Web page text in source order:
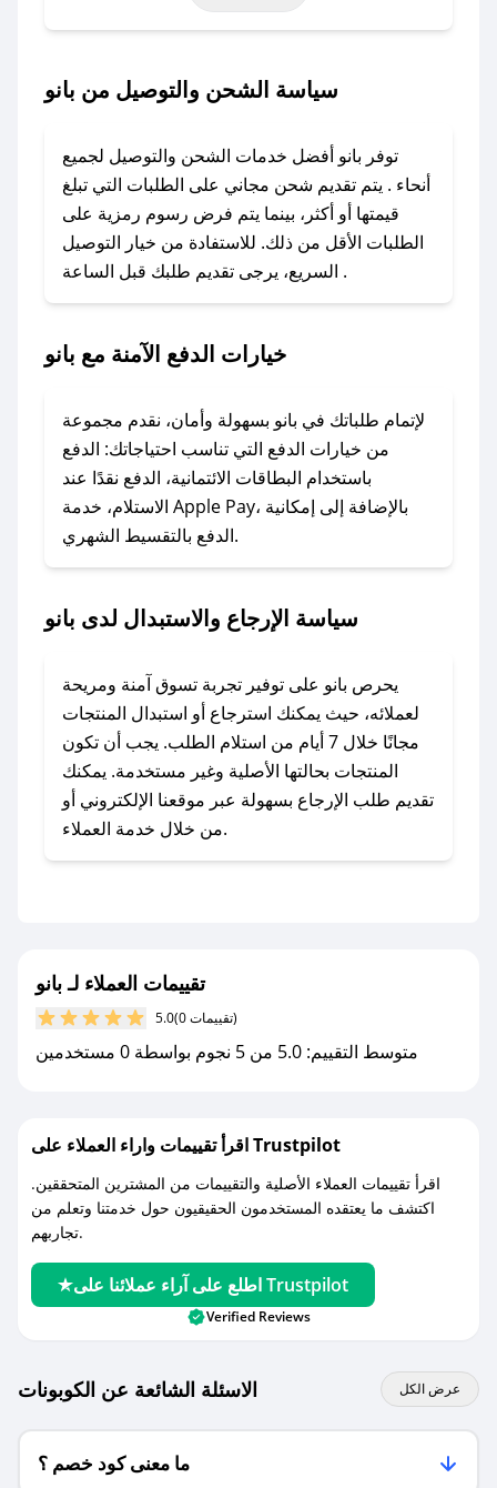
باستخدام تطبيق صحصح، يمكنك العثور بسهولة على
معنا عبر تويتر أو البريد الإلكتروني لإضافته بسرعة.
### كيفية استخدام كود خصم بانو؟
1. انسخ كود الخصم من تطبيق صحصح.
2. الصقه في خانة الدفع عند التسوق من بانو.
لا تقلق! يمكنك التواصل مع فريق دعم صحصح عبر
وسنقوم بحل المشكلة في أسرع وقت ممكن.
### ماذا أفعل إذا لم أجد كود خصم لمتجري
المفضل؟
في حال عدم توفر كوبونات لمتجرك المفضل، يمكنك
مراسلتنا مباشرة وسنعمل على توفير الكوبونات في
بانو؟
للحصول على كوبونات وخصومات حصرية، قم بما
يلي:
- اضغط على أيقونة متابعة لمتجر بانو في تطبيق
صحصح.
- تابع حسابنا الرسمي على تويتر وقم بتفعيل زر
مع صحصح، تسوق بذكاء ووفّر على كل مشترياتك مع
سياسة الشحن والتوصيل من بانو
توفر بانو أفضل خدمات الشحن والتوصيل لجميع
أنحاء . يتم تقديم شحن مجاني على الطلبات التي تبلغ
قيمتها أو أكثر، بينما يتم فرض رسوم رمزية على
الطلبات الأقل من ذلك. للاستفادة من خيار التوصيل
السريع، يرجى تقديم طلبك قبل الساعة .
خيارات الدفع الآمنة مع بانو
لإتمام طلباتك في بانو بسهولة وأمان، نقدم مجموعة
من خيارات الدفع التي تناسب احتياجاتك: الدفع
باستخدام البطاقات الائتمانية، الدفع نقدًا عند
الاستلام، خدمة Apple Pay، بالإضافة إلى إمكانية
الدفع بالتقسيط الشهري.
سياسة الإرجاع والاستبدال لدى بانو
يحرص بانو على توفير تجربة تسوق آمنة ومريحة
لعملائه، حيث يمكنك استرجاع أو استبدال المنتجات
مجانًا خلال 7 أيام من استلام الطلب. يجب أن تكون
المنتجات بحالتها الأصلية وغير مستخدمة. يمكنك
تقديم طلب الإرجاع بسهولة عبر موقعنا الإلكتروني أو
من خلال خدمة العملاء.
تقييمات العملاء لـ بانو
5.0 (0 تقييمات)
متوسط التقييم: 5.0 من 5 نجوم بواسطة 0 مستخدمين
اقرأ تقييمات واراء العملاء على Trustpilot
اقرأ تقييمات العملاء الأصلية والتقييمات من المشترين المتحققين.
اكتشف ما يعتقده المستخدمون الحقيقيون حول خدمتنا وتعلم من
تجاربهم.
اطلع على آراء عملائنا على Trustpilot
Verified Reviews
الاسئلة الشائعة عن الكوبونات عرض الكل
ما معنى كود خصم ؟